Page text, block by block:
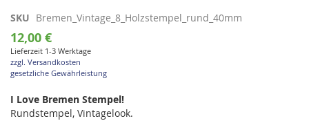
Zum
Anfang
der
Bildgalerie
springen
SKU Bremen_Vintage_8_Holzstempel_rund_40mm
12,00 €
Lieferzeit 1-3 Werktage
zzgl. Versandkosten
gesetzliche Gewährleistung
I Love Bremen Stempel!
Rundstempel, Vintagelook.